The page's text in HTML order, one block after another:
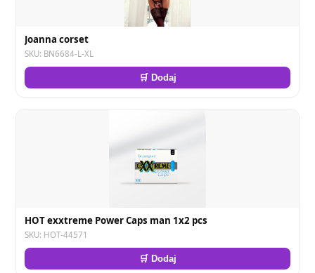
Joanna corset
SKU: BN6684-L-XL
🛒 Dodaj
HOT exxtreme Power Caps man 1x2 pcs
SKU: HOT-44571
🛒 Dodaj